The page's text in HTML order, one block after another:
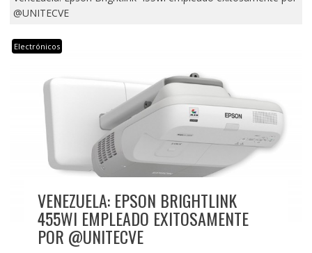
@UNITECVE
Electrónicos
VENEZUELA: EPSON BRIGHTLINK
455WI EMPLEADO EXITOSAMENTE
POR @UNITECVE